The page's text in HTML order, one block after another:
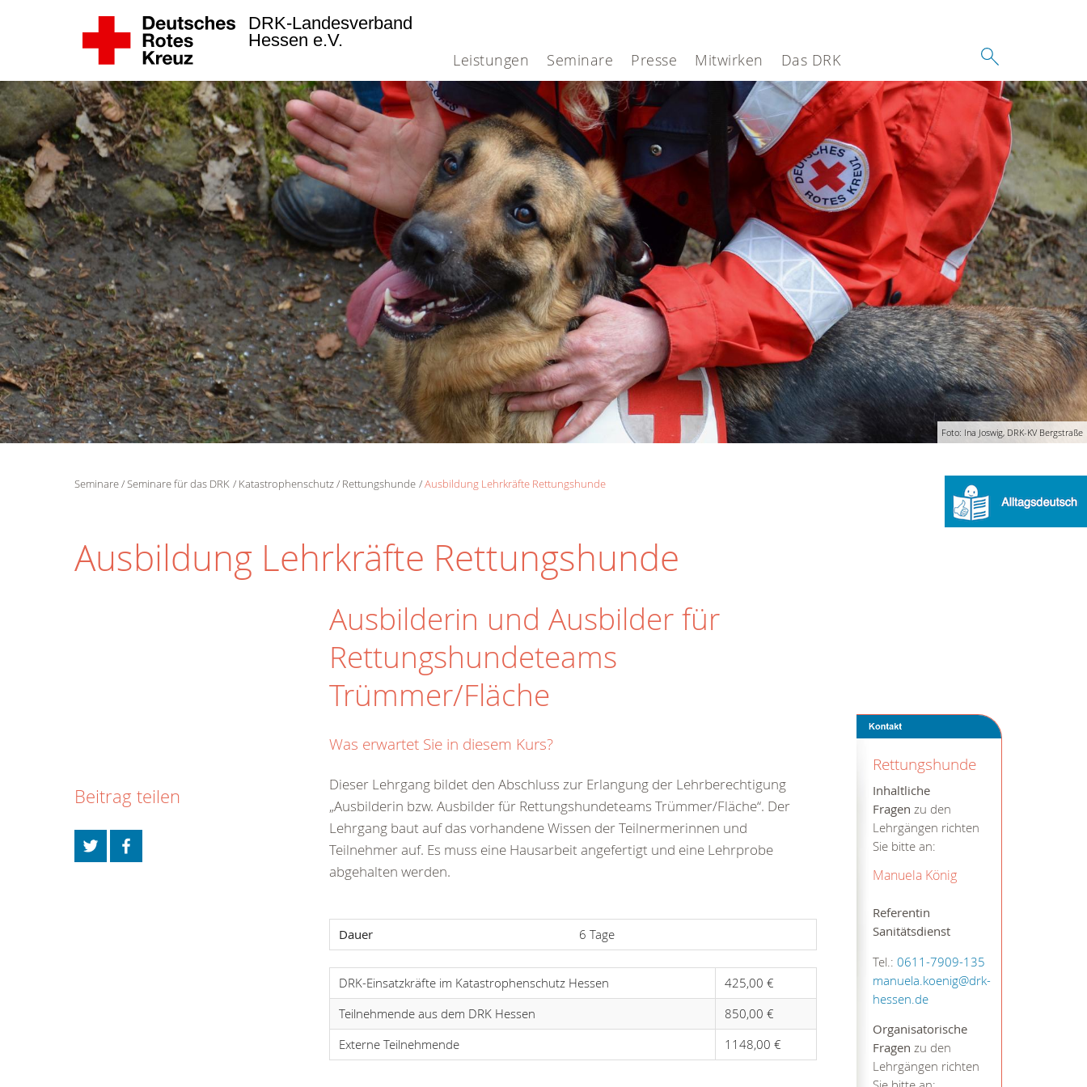
Leistungen Seminare Presse Mitwirken Das DRK
DRK-Landesverband
Hessen e.V.
Foto: Ina Joswig, DRK-KV Bergstraße
Seminare Seminare für das DRK Katastrophenschutz Rettungshunde Ausbildung Lehrkräfte Rettungshunde
Ausbildung Lehrkräfte Rettungshunde
Ausbilderin und Ausbilder für
Rettungshundeteams
Trümmer/Fläche
Rettungshunde
Inhaltliche
Fragen zu den
Lehrgängen richten
Sie bitte an:
Manuela König
Referentin
Sanitätsdienst
Tel.: 0611-7909-135
manuela.koenig@drk-
hessen.de
Organisatorische
Fragen zu den
Lehrgängen richten
Was erwartet Sie in diesem Kurs?
Dieser Lehrgang bildet den Abschluss zur Erlangung der Lehrberechtigung
„Ausbilderin bzw. Ausbilder für Rettungshundeteams Trümmer/Fläche“. Der
Lehrgang baut auf das vorhandene Wissen der Teilnermerinnen und
Teilnehmer auf. Es muss eine Hausarbeit angefertigt und eine Lehrprobe
abgehalten werden.
Dauer 6 Tage
DRK-Einsatzkräfte im Katastrophenschutz Hessen
425,00 €
Teilnehmende aus dem DRK Hessen
850,00 €
Externe Teilnehmende
1148,00 €
Beitrag teilen